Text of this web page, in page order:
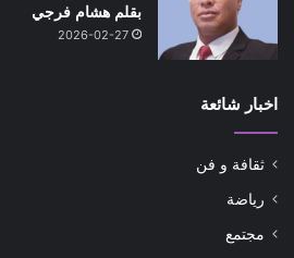
بقلم هشام فرجي
2026-02-27
اخبار شائعة
ثقافة و فن
رياضة
مجتمع